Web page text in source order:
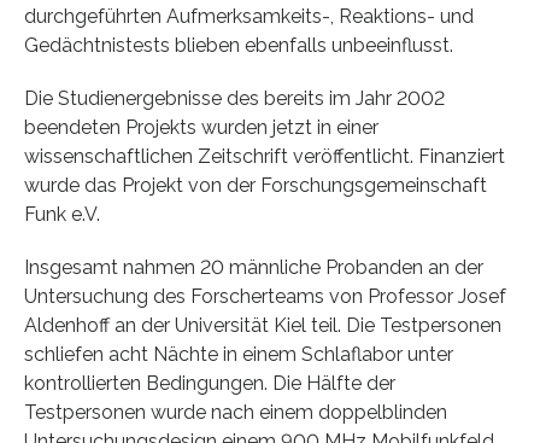
durchgeführten Aufmerksamkeits-, Reaktions- und
Gedächtnistests blieben ebenfalls unbeeinflusst.
Die Studienergebnisse des bereits im Jahr 2002
beendeten Projekts wurden jetzt in einer
wissenschaftlichen Zeitschrift veröffentlicht. Finanziert
wurde das Projekt von der Forschungsgemeinschaft
Funk e.V.
Insgesamt nahmen 20 männliche Probanden an der
Untersuchung des Forscherteams von Professor Josef
Aldenhoff an der Universität Kiel teil. Die Testpersonen
schliefen acht Nächte in einem Schlaflabor unter
kontrollierten Bedingungen. Die Hälfte der
Testpersonen wurde nach einem doppelblinden